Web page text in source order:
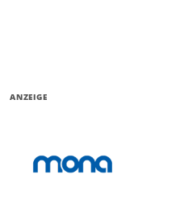
ANZEIGE